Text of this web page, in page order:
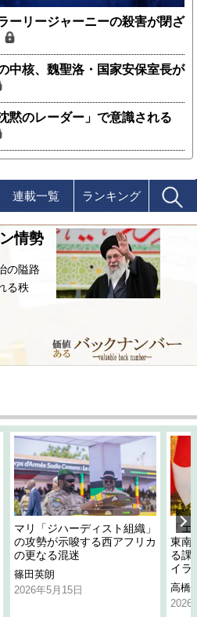
ーリージャーニーの殺害が閉ざ
中核、魏聖洛・国家安保室長が
黙のレーダー」で意識される
連載一覧 ランキング
情勢
の隘路
る秩
マリ「ジハーディスト組織」
の攻勢が示唆する西アフリカ
の更なる混迷
篠田英朗
2026年5月15日
「
東南
る課
イラ
高橋
2026